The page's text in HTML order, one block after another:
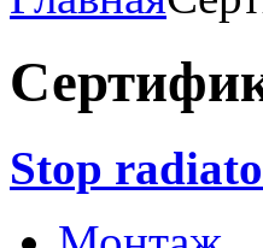
Stop